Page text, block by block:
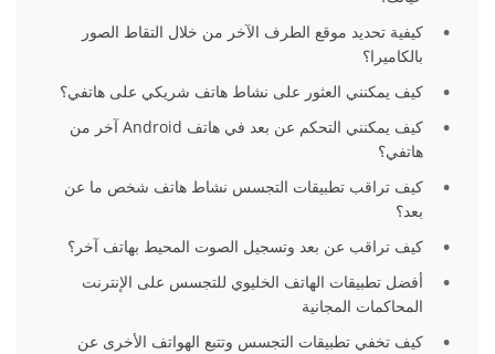
كيفية تحديد موقع الطرف الآخر من خلال التقاط الصور
بالكاميرا؟
كيف يمكنني العثور على نشاط هاتف شريكي على هاتفي؟
كيف يمكنني التحكم عن بعد في هاتف Android آخر من
هاتفي؟
كيف تراقب تطبيقات التجسس نشاط هاتف شخص ما عن
بعد؟
كيف تراقب عن بعد وتسجيل الصوت المحيط بهاتف آخر؟
أفضل تطبيقات الهاتف الخليوي للتجسس على الإنترنت
المحاكمات المجانية
كيف تخفي تطبيقات التجسس وتتبع الهواتف الأخرى عن